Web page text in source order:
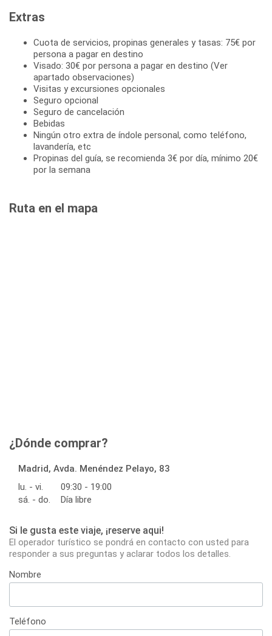
Extras
Cuota de servicios, propinas generales y tasas: 75€ por
persona a pagar en destino
Visado: 30€ por persona a pagar en destino (Ver
apartado observaciones)
Visitas y excursiones opcionales
Seguro opcional
Seguro de cancelación
Bebidas
Ningún otro extra de índole personal, como teléfono,
lavandería, etc
Propinas del guía, se recomienda 3€ por día, mínimo 20€
por la semana
Ruta en el mapa
¿Dónde comprar?
Madrid, Avda. Menéndez Pelayo, 83
lu. - vi.
09:30 - 19:00
sá. - do.
Día libre
Si le gusta este viaje, ¡reserve aqui!
El operador turístico se pondrá en contacto con usted para
responder a sus preguntas y aclarar todos los detalles.
Nombre
Teléfono